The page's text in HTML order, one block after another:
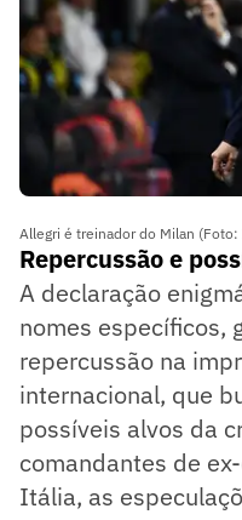
Allegri é treinador do Milan (Foto:
Repercussão e
A declaração
nomes específicos,
repercussão na
internacional, que
possíveis alvos da
comandantes de
Itália, as